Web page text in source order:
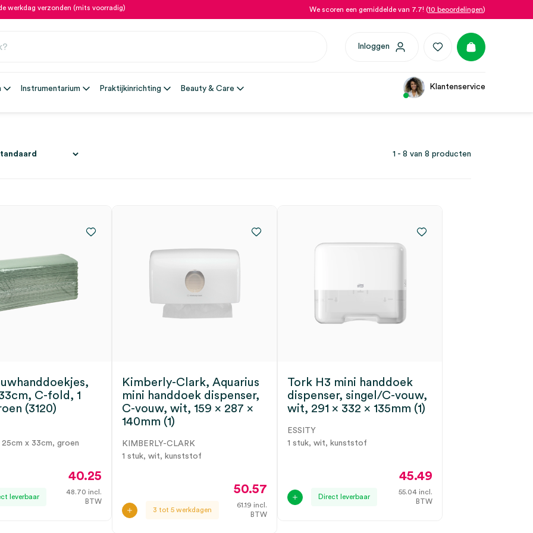
werkdag verzonden (mits voorradig) We scoren een gemiddelde van 7.7! (10 beoordelingen)
Inloggen
Instrumentarium Praktijkinrichting Beauty & Care Klantenservice
1 - 8 van 8 producten
C-fold, 1
(3120)
x 33cm, groen
leverbaar
40.25
48.70 incl.
BTW
Kimberly-Clark, Aquarius
mini handdoek dispenser,
C-vouw, wit, 159 x 287 x
140mm (1)
KIMBERLY-CLARK
1 stuk, wit, kunststof
3 tot 5 werkdagen
50.57
61.19 incl.
BTW
Tork H3 mini handdoek
dispenser, singel/C-vouw,
wit, 291 x 332 x 135mm (1)
ESSITY
1 stuk, wit, kunststof
Direct leverbaar
45.49
55.04 incl.
BTW